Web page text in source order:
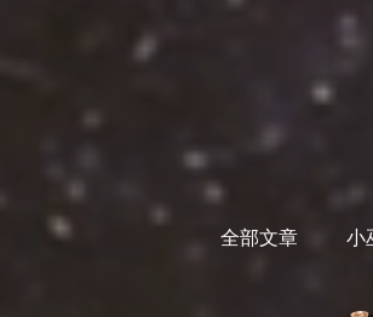
全部文章 小